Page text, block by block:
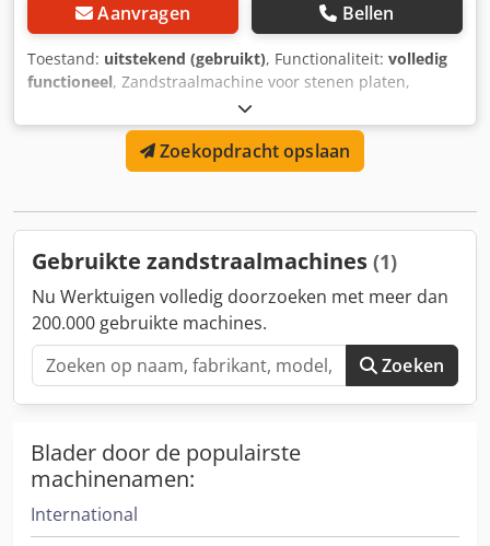
Aanvragen Bellen
Toestand: uitstekend (gebruikt), Functionaliteit: volledig
functioneel, Zandstraalmachine voor stenen platen,
breedte 200 cm (inclusief stofafzuiging) Chsdpfxoxxlwpo
Ah Rsa
Zoekopdracht opslaan
Gebruikte zandstraalmachines (1)
Nu Werktuigen volledig doorzoeken met meer dan
200.000 gebruikte machines.
Zoeken
Blader door de populairste
machinenamen:
International